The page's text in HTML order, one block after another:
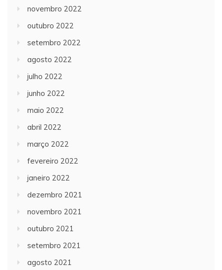
novembro 2022
outubro 2022
setembro 2022
agosto 2022
julho 2022
junho 2022
maio 2022
abril 2022
março 2022
fevereiro 2022
janeiro 2022
dezembro 2021
novembro 2021
outubro 2021
setembro 2021
agosto 2021